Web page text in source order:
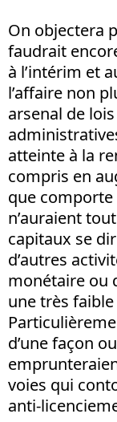
On objectera
faudrait
à l’intérim et
l’affaire non
arsenal de
atteinte à la
compris en
que comporte
n’auraient
capitaux se
d’autres
monétaire ou
une très
d’une façon
voies qui
anti-